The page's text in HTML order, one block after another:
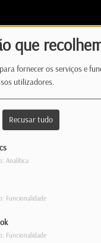
que
fornecer os serviços e
utilizadores.
Recusar tudo
Analítica
Funcionalidade
Funcionalidade
novo single,
este ano no seu